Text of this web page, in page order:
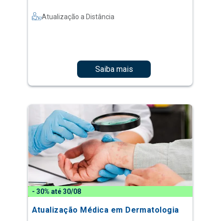
Atualização a Distância
Saiba mais
- 30% até 30/08
Atualização Médica em Dermatologia